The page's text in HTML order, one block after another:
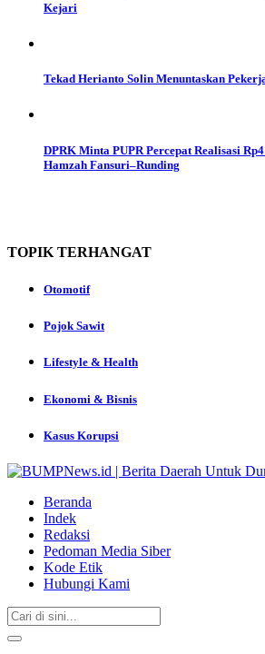
Kejari
Tekad Herianto Solin Menuntaskan
DPRK Minta PUPR Percepat Realisasi
Hamzah Fansuri–Runding
TOPIK TERHANGAT
Otomotif
Pojok Sawit
Lifestyle & Health
Ekonomi & Bisnis
Kasus Korupsi
Beranda
Indek
Redaksi
Pedoman Media Siber
Kode Etik
Hubungi Kami